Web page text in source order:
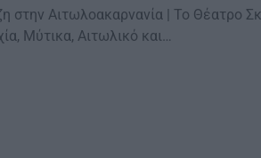
στην Αιτωλοακαρνανία | Το Θέατρο
Μύτικα, Αιτωλικό και…